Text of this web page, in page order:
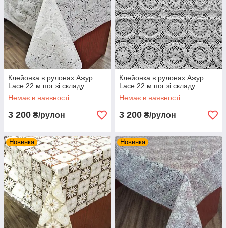
Клейонка в рулонах Ажур
Lace 22 м пог зі складу
Немає в наявності
3 200 ₴/рулон
Клейонка в рулонах Ажур
Lace 22 м пог зі складу
Немає в наявності
3 200 ₴/рулон
Новинка Новинка